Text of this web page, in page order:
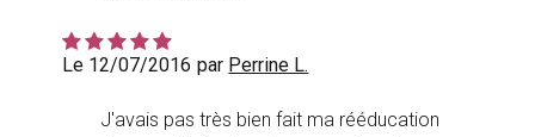
Le 12/07/2016 par Perrine L.
J'avais pas très bien fait ma rééducation